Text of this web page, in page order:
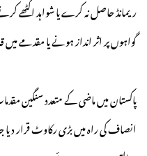
ریمانڈ حاصل نہ کرے یا شواہد اکٹھے
گواہوں پر اثر انداز ہونے یا مقدمے
پاکستان میں ماضی کے متعدد سنگین
انصاف کی راہ میں بڑی رکاوٹ قرار دیا